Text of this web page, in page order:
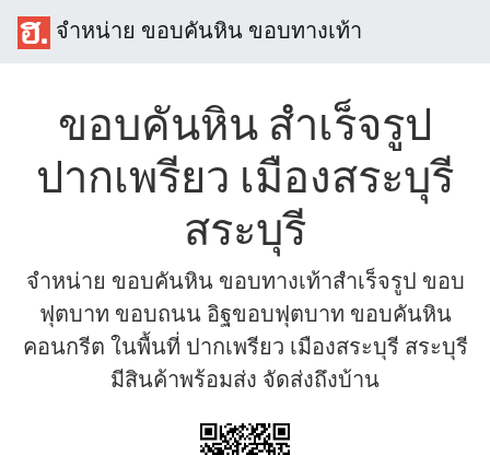
จำหน่าย ขอบคันหิน ขอบทางเท้า
ขอบคันหิน สำเร็จรูป
ปากเพรียว เมืองสระบุรี
สระบุรี
จำหน่าย ขอบคันหิน ขอบทางเท้าสำเร็จรูป ขอบ
ฟุตบาท ขอบถนน อิฐขอบฟุตบาท ขอบคันหิน
คอนกรีต ในพื้นที่ ปากเพรียว เมืองสระบุรี สระบุรี
มีสินค้าพร้อมส่ง จัดส่งถึงบ้าน